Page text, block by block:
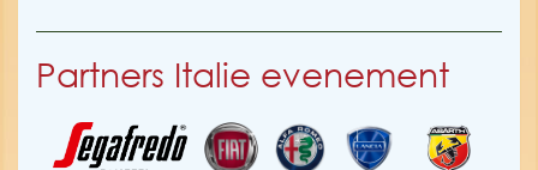
Partners Italie evenement